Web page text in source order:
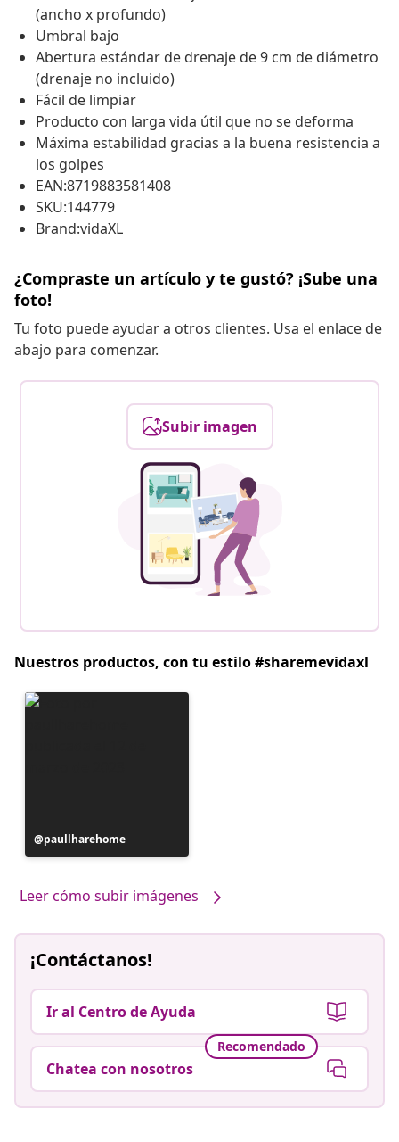
(ancho x profundo)
Umbral bajo
Abertura estándar de drenaje de 9 cm de diámetro
(drenaje no incluido)
Fácil de limpiar
Producto con larga vida útil que no se deforma
Máxima estabilidad gracias a la buena resistencia a
los golpes
EAN:8719883581408
SKU:144779
Brand:vidaXL
¿Compraste un artículo y te gustó? ¡Sube una
foto!
Tu foto puede ayudar a otros clientes. Usa el enlace de
abajo para comenzar.
Subir imagen
Nuestros productos, con tu estilo #sharemevidaxl
Publicación
realizada
paullharehome
Leer cómo subir imágenes
¡Contáctanos!
Ir al Centro de Ayuda
Recomendado
Chatea con nosotros